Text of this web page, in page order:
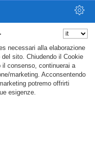
necessari alla elaborazione
sito. Chiudendo il Cookie
il consenso, continuerai a
marketing. Acconsentendo
potremo offrirti
esigenze.